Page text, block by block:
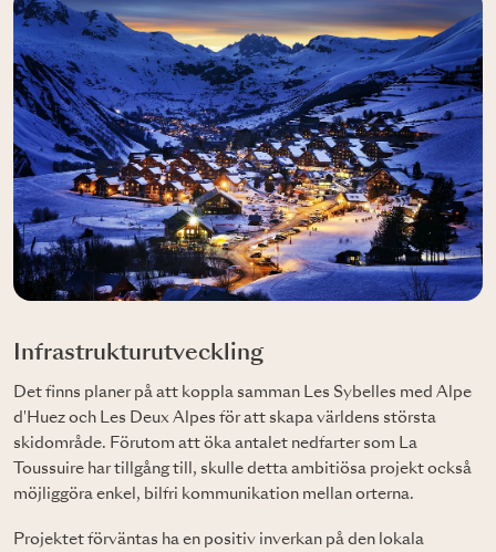
Infrastrukturutveckling
Det finns planer på att koppla samman Les Sybelles med Alpe
d'Huez och Les Deux Alpes för att skapa världens största
skidområde. Förutom att öka antalet nedfarter som La
Toussuire har tillgång till, skulle detta ambitiösa projekt också
möjliggöra enkel, bilfri kommunikation mellan orterna.
Projektet förväntas ha en positiv inverkan på den lokala